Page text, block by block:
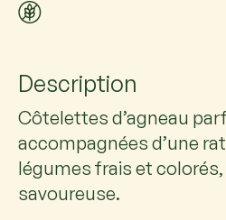
Description
Côtelettes d’agneau
accompagnées d’une
légumes frais et
savoureuse.